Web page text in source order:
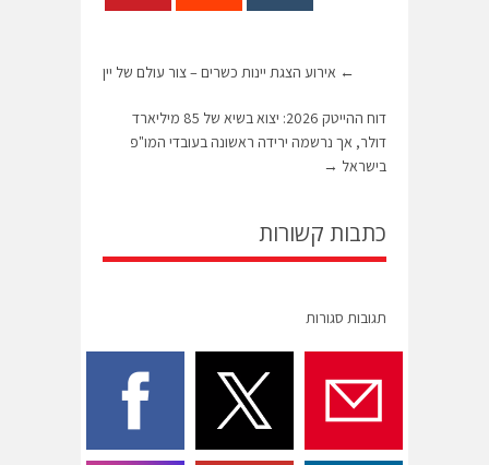
← אירוע הצגת יינות כשרים – צור עולם של יין
דוח ההייטק 2026: יצוא בשיא של 85 מיליארד
דולר, אך נרשמה ירידה ראשונה בעובדי המו"פ
בישראל →
כתבות קשורות
תגובות סגורות